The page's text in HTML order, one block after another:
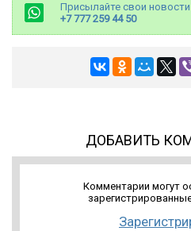
Присылайте свои
+7 777 259 44 50
ДОБАВИТЬ
Комментарии могут